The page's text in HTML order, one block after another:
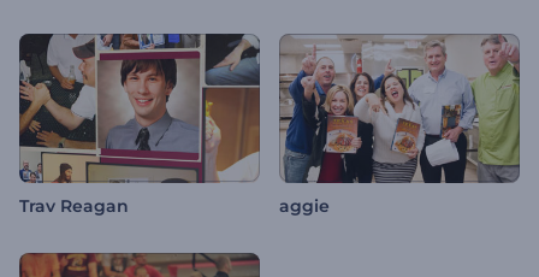
Trav Reagan aggie